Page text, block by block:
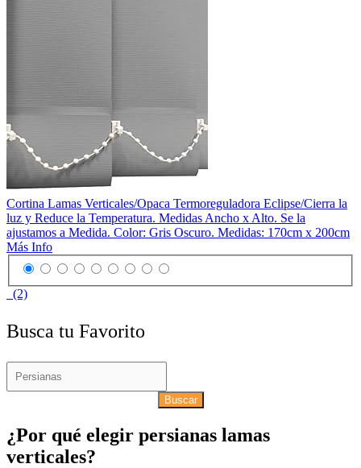
Cortina Lamas Verticales/Opaca Termoreguladora Eclipse/Cierra la
luz y Reduce la Temperatura. Medidas Ancho x Alto. Se la
ajustamos a Medida. Color: Gris Oscuro. Medidas: 170cm x 200cm
Más Info
(2)
Busca tu Favorito
Buscar
¿Por qué elegir persianas lamas
verticales?